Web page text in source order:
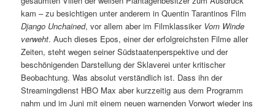
kam – zu besichtigen unter anderem in Quentin Tarantinos Film
Django Unchained, vor allem aber im Filmklassiker Vom Winde
verweht. Auch dieses Epos, einer der erfolgreichsten Filme aller
Zeiten, steht wegen seiner Südstaatenperspektive und der
beschönigenden Darstellung der Sklaverei unter kritischer
Beobachtung. Was absolut verständlich ist. Dass ihn der
Streamingdienst HBO Max aber kurzzeitig aus dem Programm
nahm und im Juni mit einem neuen warnenden Vorwort wieder ins